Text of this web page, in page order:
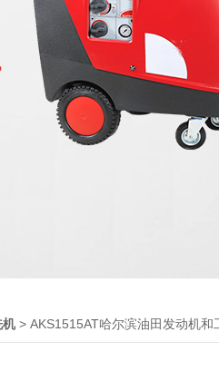
机> AKS1515AT哈尔滨油田发动机和